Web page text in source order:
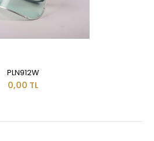
PLN912W
0,00 TL